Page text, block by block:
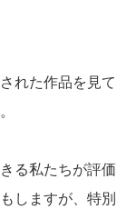
れた作品を見て
る私たちが評価
しますが、特別